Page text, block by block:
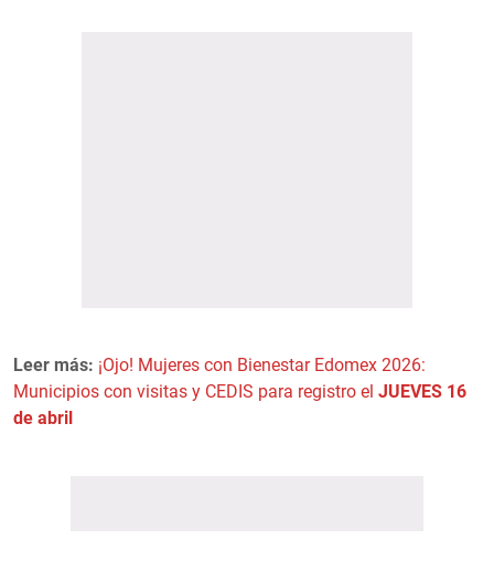
Leer más: ¡Ojo! Mujeres con Bienestar Edomex 2026:
Municipios con visitas y CEDIS para registro el JUEVES 16
de abril